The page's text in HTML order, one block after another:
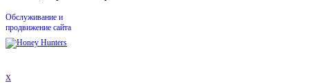
Обслуживание и
продвижение сайта
x